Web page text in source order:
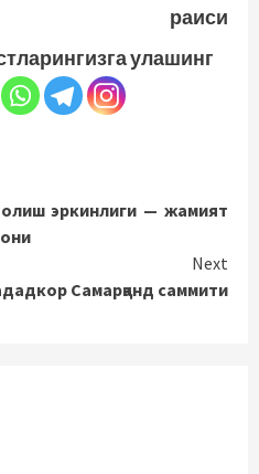
раиси
улашинг
олиш эркинлиги — жамият
Next
Самарқанд саммити